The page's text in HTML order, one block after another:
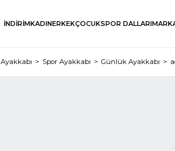
İNDİRİMKADINERKEKÇOCUKSPOR DALLARI
Ayakkabı Spor Ayakkabı Günlük Ayakkabı